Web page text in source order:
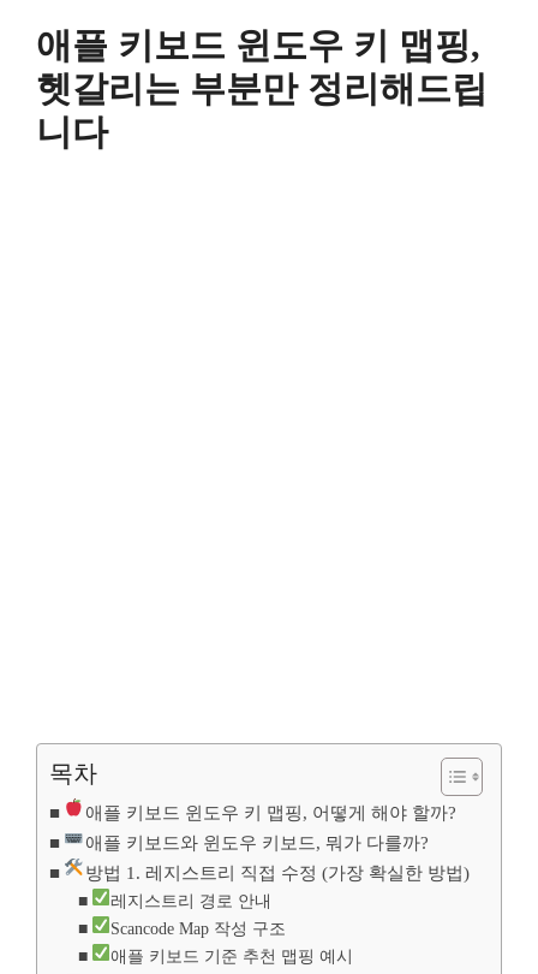
애플 키보드 윈도우 키 맵핑,
헷갈리는 부분만 정리해드립
니다
목차
애플 키보드 윈도우 키 맵핑, 어떻게 해야 할까?
애플 키보드와 윈도우 키보드, 뭐가 다를까?
방법 1. 레지스트리 직접 수정 (가장 확실한 방법)
레지스트리 경로 안내
Scancode Map 작성 구조
애플 키보드 기준 추천 맵핑 예시